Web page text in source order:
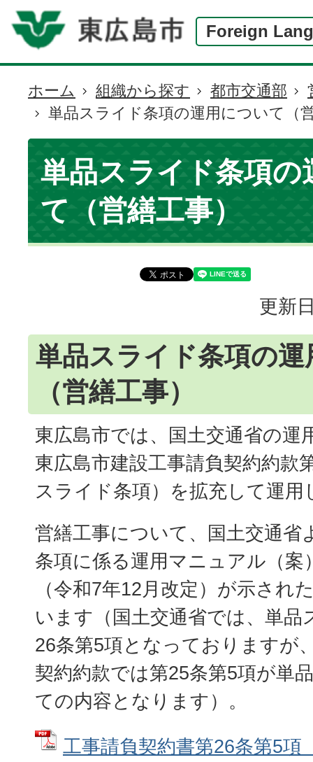
Foreign
現
在
の
置
ホーム 組織から探す 都市交通部
単品スライド条項の運用について（
単品スライド条項の
て（営繕工事）
更新
単品スライド条項の
（営繕工事）
東広島市では、国土交通省の運
東広島市建設工事請負契約約款
スライド条項）を拡充して運用
営繕工事について、国土交通省
条項に係る運用マニュアル（案
（令和7年12月改定）が示され
います（国土交通省では、単品
26条第5項となっておりますが
契約約款では第25条第5項が単
ての内容となります）。
工事請負契約書第26条第5項